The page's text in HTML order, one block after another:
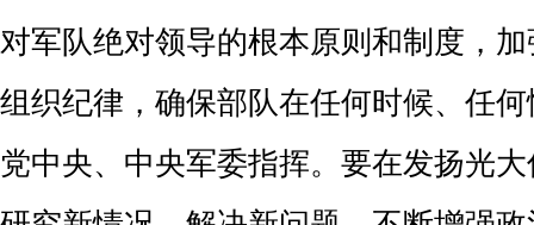
对军队绝对领导的根本原则和制度，
组织纪律，确保部队在任何时候、任
党中央、中央军委指挥。要在发扬光